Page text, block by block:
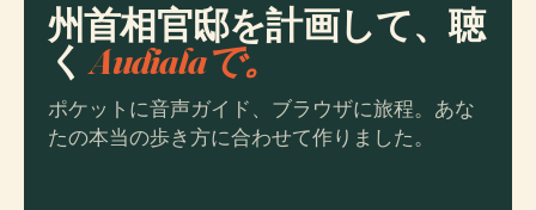
州首相官邸を計画して、聴
くAudialaで。
ポケットに音声ガイド、ブラウザに旅程。あな
たの本当の歩き方に合わせて作りました。